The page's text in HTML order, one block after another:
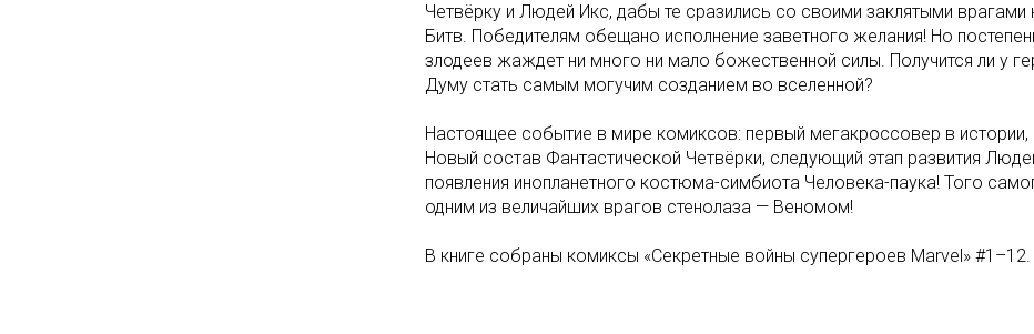
Четвёрку и Людей Икс, дабы те сразились со своими заклятыми врагами
Битв. Победителям обещано исполнение заветного желания! Но
злодеев жаждет ни много ни мало божественной силы. Получится ли у
Думу стать самым могучим созданием во вселенной?
Настоящее событие в мире комиксов: первый мегакроссовер в
Новый состав Фантастической Четвёрки, следующий этап развития
появления инопланетного костюма-симбиота Человека-паука! Того
одним из величайших врагов стенолаза — Веномом!
В книге собраны комиксы «Секретные войны супергероев Marvel» #1–12.